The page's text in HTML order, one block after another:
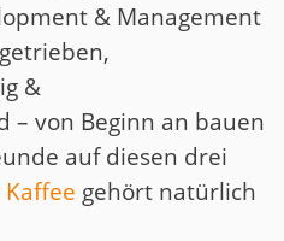
& Management
&
– von Beginn an bauen
auf diesen drei
gehört natürlich